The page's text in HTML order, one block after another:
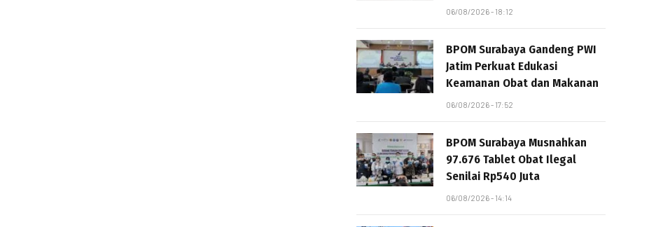
06/08/2026 - 18:12
BPOM Surabaya Gandeng PWI
Jatim Perkuat Edukasi
Keamanan Obat dan Makanan
06/08/2026 - 17:52
BPOM Surabaya Musnahkan
97.676 Tablet Obat Ilegal
Senilai Rp540 Juta
06/08/2026 - 14:14